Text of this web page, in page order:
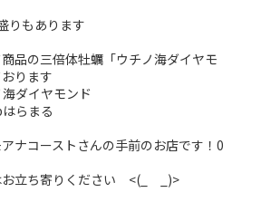
りもあります
品の三倍体牡蠣「ウチノ海ダイヤモ
ります
ダイヤモンド
らまる
ナコーストさんの手前のお店です！0
お立ち寄りください <(_ _)>